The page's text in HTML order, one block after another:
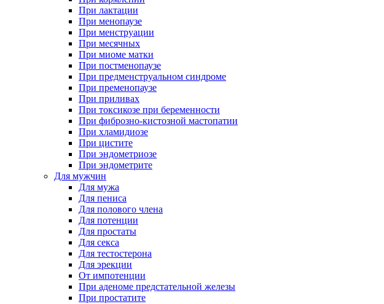
При лактации
При менопаузе
При менструации
При месячных
При миоме матки
При постменопаузе
При предменструальном синдроме
При пременопаузе
При приливах
При токсикозе при беременности
При фиброзно-кистозной мастопатии
При хламидиозе
При цистите
При эндометриозе
При эндометрите
Для мужчин
Для мужа
Для пениса
Для полового члена
Для потенции
Для простаты
Для секса
Для тестостерона
Для эрекции
От импотенции
При аденоме предстательной железы
При простатите